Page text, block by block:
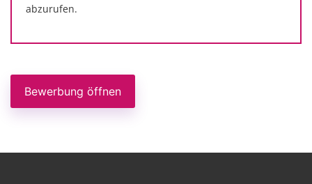
abzurufen.
Bewerbung öffnen